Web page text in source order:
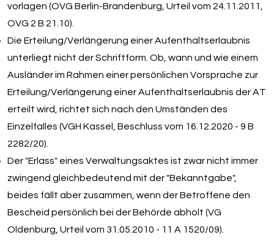
vorlagen (OVG Berlin-Brandenburg, Urteil vom 24.11.2011,
OVG 2 B 21.10).
Die Erteilung/Verlängerung einer Aufenthaltserlaubnis
unterliegt nicht der Schriftform. Ob, wann und wie einem
Ausländer im Rahmen einer persönlichen Vorsprache zur
Erteilung/Verlängerung einer Aufenthaltserlaubnis der AT
erteilt wird, richtet sich nach den Umständen des
Einzelfalles (VGH Kassel, Beschluss vom 16.12.2020 - 9 B
2282/20).
Der "Erlass" eines Verwaltungsaktes ist zwar nicht immer
zwingend gleichbedeutend mit der "Bekanntgabe",
beides fällt aber zusammen, wenn der Betroffene den
Bescheid persönlich bei der Behörde abholt (VG
Oldenburg, Urteil vom 31.05.2010 - 11 A 1520/09).